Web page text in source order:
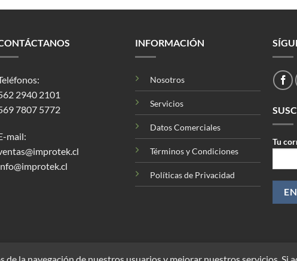
2940 2101
7807 5772
mail:
INFORMACIÓN
Nosotros
Servicios
Datos Comerciales
Términos y Condiciones
Políticas de Privacidad
Tu